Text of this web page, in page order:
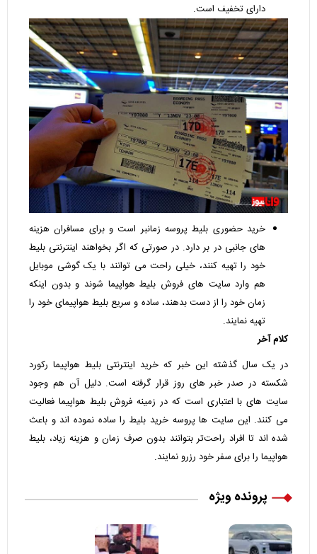
دارای تخفیف است.
خرید حضوری بلیط پروسه زمانبر است و برای مسافران هزینه‌
های جانبی در بر دارد. در صورتی که اگر بخواهند اینترنتی بلیط
خود را تهیه کنند، خیلی راحت می ‌توانند با یک گوشی موبایل
هم وارد سایت‌ های فروش بلیط هواپیما شوند و بدون اینکه
زمان خود را از دست بدهند، ساده و سریع بلیط هواپیمای خود را
تهیه نمایند.
کلام آخر
در یک سال گذشته این خبر که خرید اینترنتی بلیط هواپیما رکورد
شکسته در صدر خبر های روز قرار گرفته است. دلیل آن هم وجود
سایت ‌های با اعتباری است که در زمینه فروش بلیط هواپیما فعالیت
می ‌کنند. این سایت‌ ها پروسه خرید بلیط را ساده نموده اند و باعث
شده ‌اند تا افراد راحت‌تر بتوانند بدون صرف زمان و هزینه زیاد، بلیط
هواپیما را برای سفر خود رزرو نمایند.
پرونده ویژه